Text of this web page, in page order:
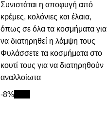
Συνιστάται η αποφυγή από
κρέμες, κολόνιες και έλαια,
όπως σε όλα τα κοσμήματα για
να διατηρηθεί η λάμψη τους
Φυλάσσετε τα κοσμήματα στο
κουτί τους για να διατηρηθούν
αναλλοίωτα
-8%